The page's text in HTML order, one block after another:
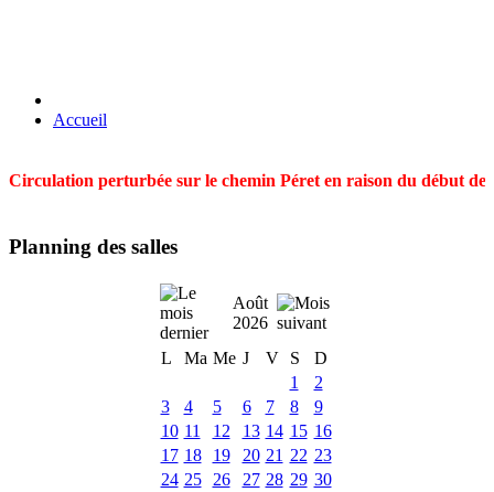
Accueil
Circulation perturbée sur le chemin Péret en raison du début
Planning des salles
Août
2026
L
Ma Me J V S
D
1
2
3
4 5 6 7 8
9
10 11 12 13 14 15 16
17 18 19 20 21 22 23
24 25 26 27 28 29 30